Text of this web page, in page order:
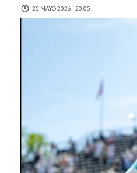
25 MAYO 2026 - 20:05